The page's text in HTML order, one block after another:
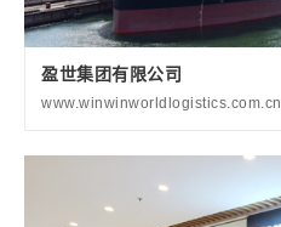
盈世集团有限公司
www.winwinworldlogistics.com.cn